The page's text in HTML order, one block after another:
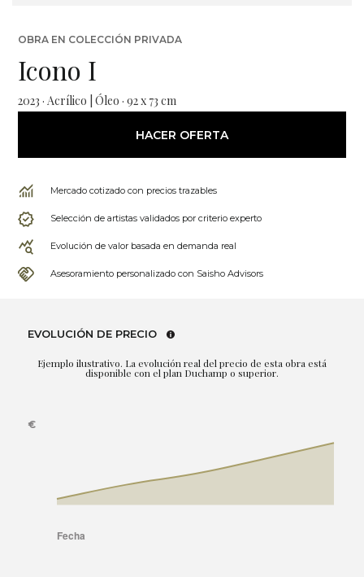
OBRA EN COLECCIÓN PRIVADA
Icono I
2023 · Acrílico | Óleo · 92 x 73 cm
HACER OFERTA
Mercado cotizado con precios trazables
Selección de artistas validados por criterio experto
Evolución de valor basada en demanda real
Asesoramiento personalizado con Saisho Advisors
EVOLUCIÓN DE PRECIO
Ejemplo ilustrativo. La evolución real del precio de esta obra está
disponible con el plan Duchamp o superior.